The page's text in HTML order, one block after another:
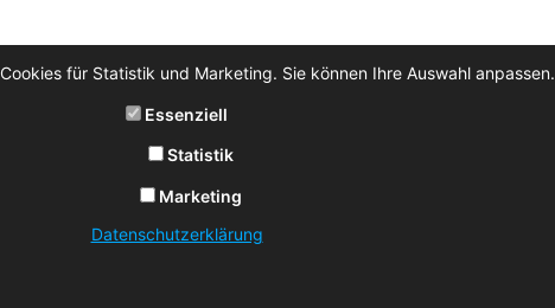
für Statistik und Marketing. Sie können Ihre Auswahl anpassen.
Essenziell
Statistik
Marketing
Datenschutzerklärung